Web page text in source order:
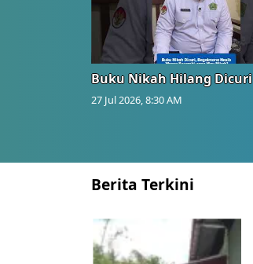
Buku Nikah Hilang Dicuri
27 Jul 2026, 8:30 AM
Berita Terkini